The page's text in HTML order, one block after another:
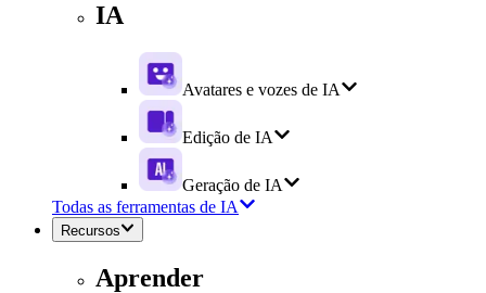
IA
Avatares e vozes de IA
Edição de IA
Geração de IA
Todas as ferramentas de IA
Recursos
Aprender